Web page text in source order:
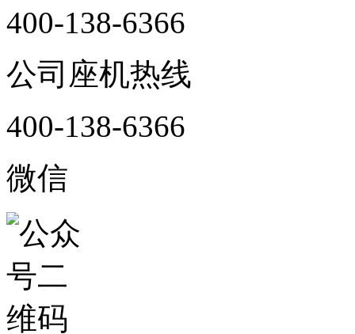
400-138-6366
公司座机热线
400-138-6366
微信